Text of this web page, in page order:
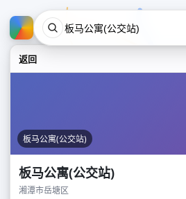
返回
板马公寓(公交站)
板马公寓(公交站)
湘潭市岳塘区